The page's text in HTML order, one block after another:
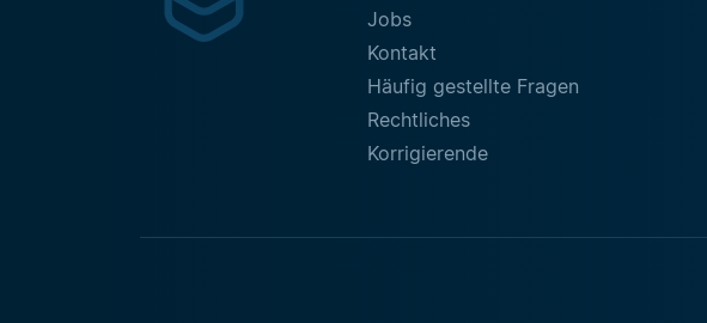
Jobs
Kontakt
Häufig gestellte Fragen
Rechtliches
Korrigierende